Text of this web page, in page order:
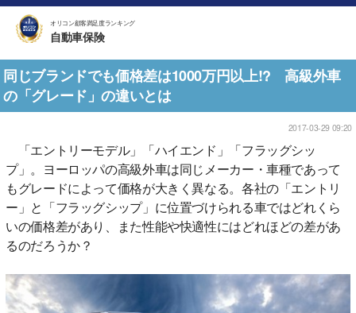
オリコン顧客満足度ランキング
自動車保険
同じブランドでも価格差は1000万円以上!? 高級外車
の「グレード」の違いとは
2017-03-29 09:20
「エントリーモデル」「ハイエンド」「フラッグシッ
プ」。ヨーロッパの高級外車は同じメーカー・車種であって
もグレードによって価格が大きく異なる。各社の「エントリ
ー」と「フラッグシップ」に位置づけられる車ではどれくら
いの価格差があり、また性能や快適性にはどれほどの差があ
るのだろうか？